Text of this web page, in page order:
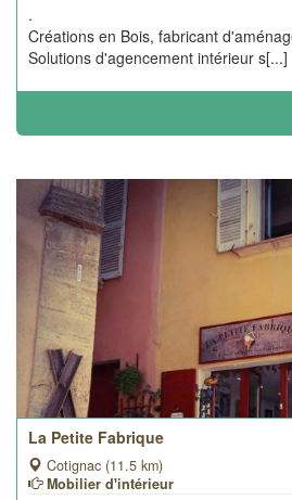
.
Créations en Bois, fabricant
Solutions d'agencement intérieur s[...]
La Petite Fabrique
Cotignac (11.5 km)
Mobilier d'intérieur